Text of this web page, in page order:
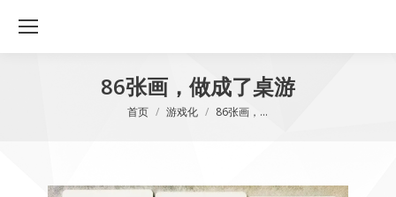
86张画，做成了桌游
您在这里：
首页 游戏化 86张画，…